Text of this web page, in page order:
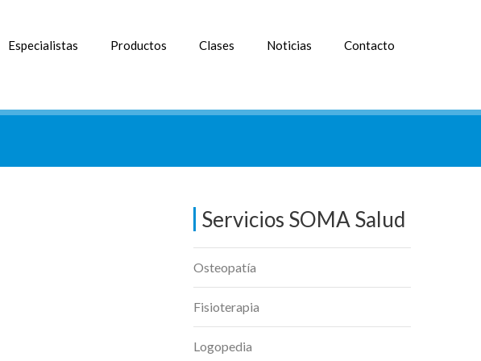
Especialistas Productos Clases Noticias Contacto
Servicios SOMA Salud
Osteopatía
Fisioterapia
Logopedia